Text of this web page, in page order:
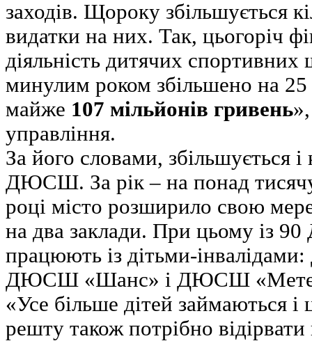
заходів. Щороку збільшується
видатки на них. Так, цьогоріч
діяльність дитячих спортивних
минулим роком збільшено на 25
майже 107 мільйонів гривень
управління.
За його словами, збільшується і
ДЮСШ. За рік – на понад
році місто розширило свою
на два заклади. При цьому із
працюють із дітьми-
ДЮСШ «Шанс» і ДЮСШ
«Усе більше дітей займаються і
решту також потрібно відірвати